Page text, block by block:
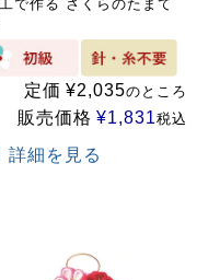
で作る さくらのたまて
定価 ¥2,035のところ
販売価格 ¥1,831税込
詳細を見る